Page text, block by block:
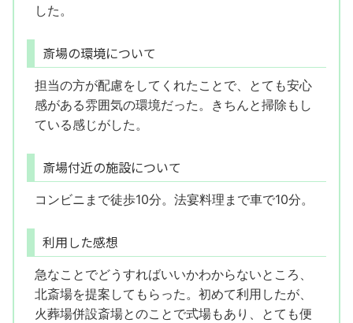
した。
斎場の環境について
担当の方が配慮をしてくれたことで、とても安心
感がある雰囲気の環境だった。きちんと掃除もし
ている感じがした。
斎場付近の施設について
コンビニまで徒歩10分。法宴料理まで車で10分。
利用した感想
急なことでどうすればいいかわからないところ、
北斎場を提案してもらった。初めて利用したが、
火葬場併設斎場とのことで式場もあり、とても便